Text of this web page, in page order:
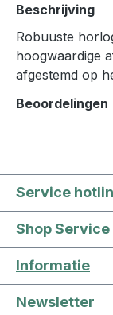
Beschrijving
Robuuste
hoogwaardige
afgestemd op
Beoordelingen
Service
Shop Service
Informatie
Newsletter